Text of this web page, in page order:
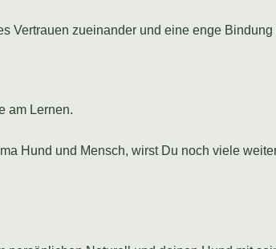
Vertrauen zueinander und eine enge
am Lernen.
Hund und Mensch, wirst Du noch viele